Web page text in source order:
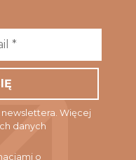
*
newslettera. Więcej
danych
o